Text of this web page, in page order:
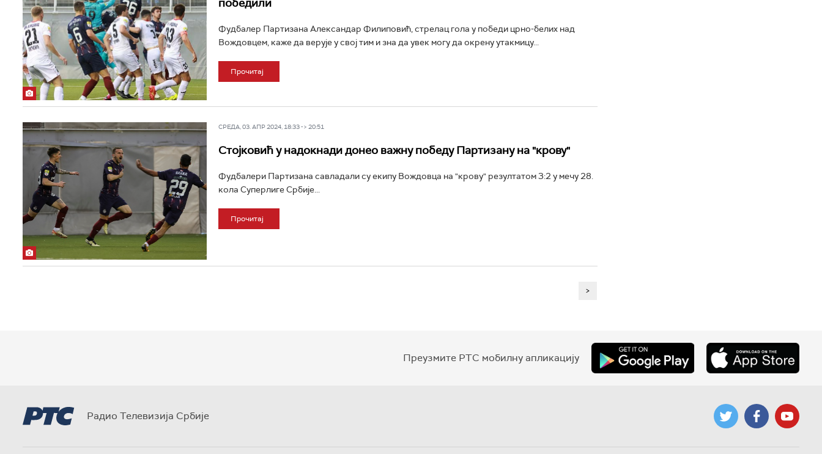
победили
Фудбалер Партизана Александар Филиповић, стрелац гола у победи црно-белих над
Вождовцем, каже да верује у свој тим и зна да увек могу да окрену утакмицу...
Прочитај
СРЕДА, 03. АПР 2024, 18:33 -> 20:51
Стојковић у надокнади донео важну победу Партизану на "крову"
Фудбалери Партизана савладали су екипу Вождовца на "крову" резултатом 3:2 у мечу 28.
кола Суперлиге Србије...
Прочитај
>
Преузмите РТС мобилну апликацију
Радио Телевизија Србије